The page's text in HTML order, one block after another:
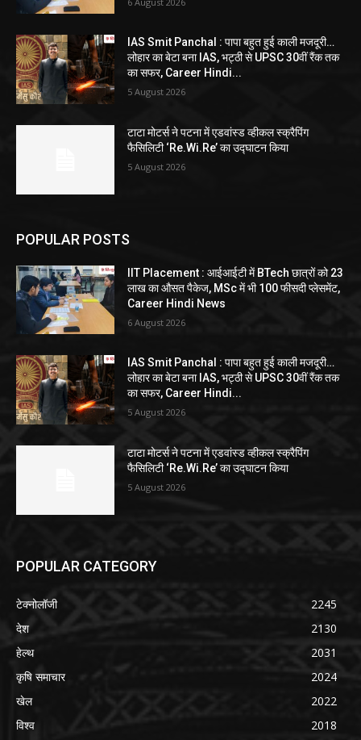
IAS Smit Panchal : पापा बहुत हुई काली मजदूरी…
लोहार का बेटा बना IAS, भट्ठी से UPSC 30वीं रैंक तक
का सफर, Career Hindi...
5 August 2026
टाटा मोटर्स ने पटना में एडवांस्ड व्हीकल स्क्रैपिंग
फैसिलिटी ‘Re.Wi.Re’ का उद्घाटन किया
5 August 2026
POPULAR POSTS
IIT Placement : आईआईटी में BTech छात्रों को 23
लाख का औसत पैकेज, MSc में भी 100 फीसदी प्लेसमेंट,
Career Hindi News
6 August 2026
IAS Smit Panchal : पापा बहुत हुई काली मजदूरी…
लोहार का बेटा बना IAS, भट्ठी से UPSC 30वीं रैंक तक
का सफर, Career Hindi...
5 August 2026
टाटा मोटर्स ने पटना में एडवांस्ड व्हीकल स्क्रैपिंग
फैसिलिटी ‘Re.Wi.Re’ का उद्घाटन किया
5 August 2026
POPULAR CATEGORY
टेक्नोलॉजी
2245
देश
2130
हेल्थ
2031
कृषि समाचार
2024
खेल
2022
विश्व
2018